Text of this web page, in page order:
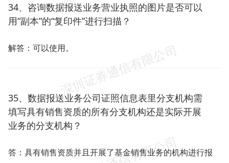
34、咨询数据报送业务营业执照的图片是否可以
用“副本”的“复印件”进行扫描？
解答：可以使用。
35、数据报送业务公司证照信息表里分支机构需
填写具有销售资质的所有分支机构还是实际开展
业务的分支机构？
答：具有销售资质并且开展了基金销售业务的机构进行报